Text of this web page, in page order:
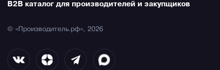
B2B каталог для производителей и закупщиков
© «Производитель.рф», 2026